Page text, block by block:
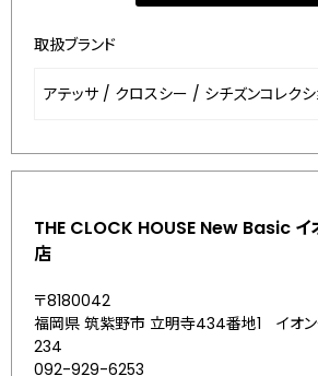
取扱ブランド
アテッサ / クロスシー / シチズンコレクシ
THE CLOCK HOUSE New Basic イ
店
〒8180042
福岡県 筑紫野市 立明寺434番地1 イオ
234
092-929-6253